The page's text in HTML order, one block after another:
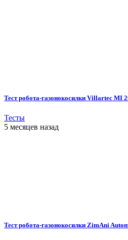
Тест робота-газонокосилки Villartec MI
Тесты
5 месяцев назад
Тест робота-газонокосилки ZimAni